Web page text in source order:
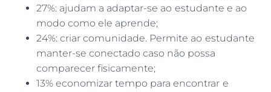
27%: ajudam a adaptar-se ao estudante e ao
modo como ele aprende;
24%: criar comunidade. Permite ao estudante
manter-se conectado caso não possa
comparecer fisicamente;
13% economizar tempo para encontrar e